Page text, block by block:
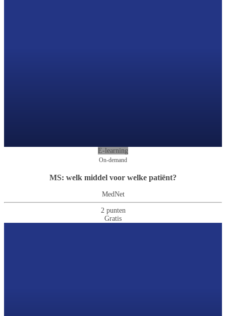
E-learning
On-demand
MS: welk middel voor welke patiënt?
MedNet
2 punten
Gratis